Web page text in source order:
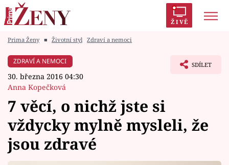
ŽIVĚ
Módní alarm
Zrádci
Témata
Celebrity
Prima Ženy ■ Životní styl Zdraví a nemoci
ZDRAVÍ A NEMOCI
30. března 2016 04:30
Anna Kopečková
SDÍLET
7 věcí, o nichž jste si
vždycky mylně mysleli, že
jsou zdravé